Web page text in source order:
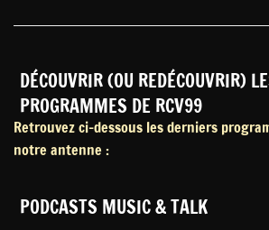
DÉCOUVRIR (OU REDÉCOUVRIR)
PROGRAMMES DE RCV99
Retrouvez ci-dessous les derniers
notre antenne :
PODCASTS MUSIC & TALK